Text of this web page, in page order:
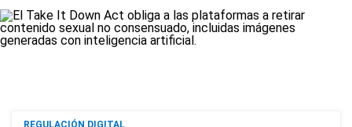
REGULACIÓN DIGITAL